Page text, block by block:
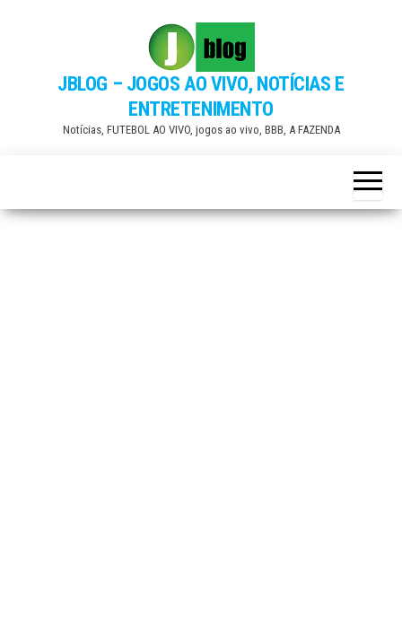
JBLOG – JOGOS AO VIVO, NOTÍCIAS E
ENTRETENIMENTO
Notícias, FUTEBOL AO VIVO, jogos ao vivo, BBB, A FAZENDA